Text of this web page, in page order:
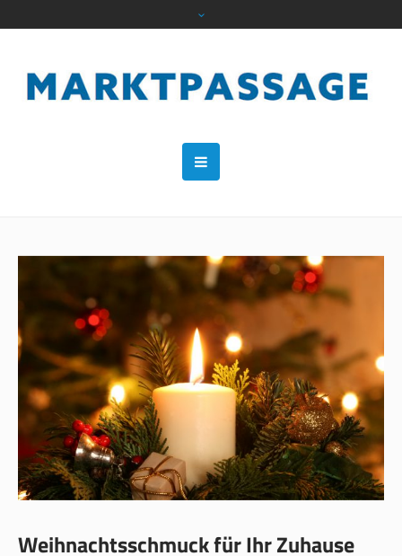
Weihnachtsschmuck für Ihr Zuhause